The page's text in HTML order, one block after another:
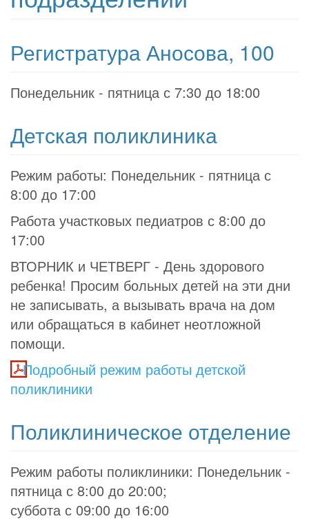
Регистратура Аносова, 100
Понедельник - пятница с 7:30 до 18:00
Детская поликлиника
Режим работы: Понедельник - пятница с
8:00 до 17:00
Работа участковых педиатров с 8:00 до
17:00
ВТОРНИК и ЧЕТВЕРГ - День здорового
ребенка! Просим больных детей на эти дни
не записывать, а вызывать врача на дом
или обращаться в кабинет неотложной
помощи.
Подробный режим работы детской
поликлиники
Поликлиническое отделение
Режим работы поликлиники: Понедельник -
пятница с 8:00 до 20:00;
суббота с 09:00 до 16:00